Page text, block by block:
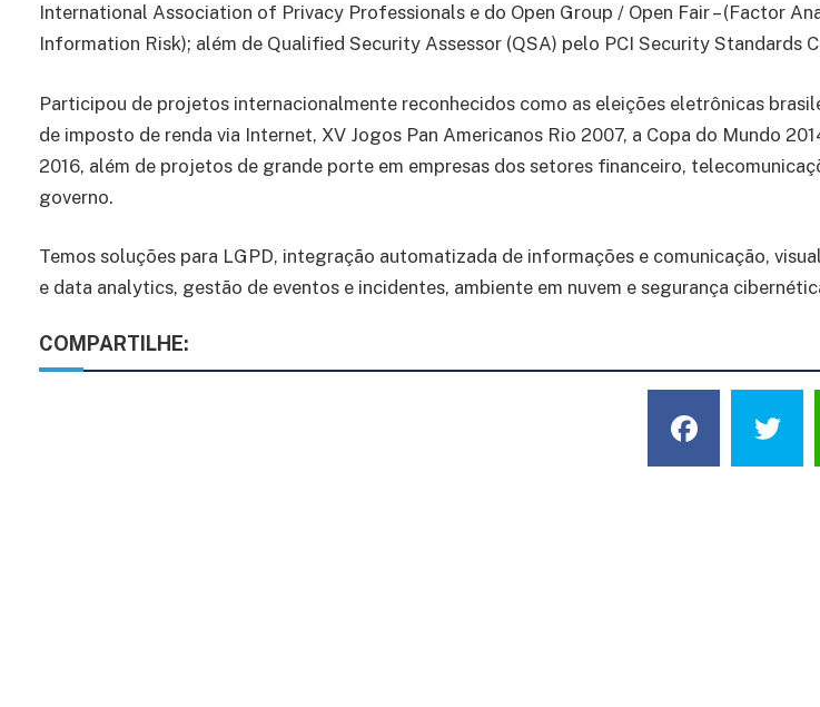
International Association of Privacy Professionals e do Open Group / Open Fair – (Factor
Information Risk); além de Qualified Security Assessor (QSA) pelo PCI Security Standards
Participou de projetos internacionalmente reconhecidos como as eleições eletrônicas
de imposto de renda via Internet, XV Jogos Pan Americanos Rio 2007, a Copa do Mundo
2016, além de projetos de grande porte em empresas dos setores financeiro,
governo.
Temos soluções para LGPD, integração automatizada de informações e comunicação,
e data analytics, gestão de eventos e incidentes, ambiente em nuvem e segurança
COMPARTILHE: